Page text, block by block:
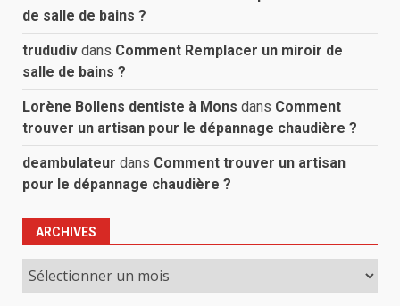
de salle de bains ?
trududiv dans Comment Remplacer un miroir de
salle de bains ?
Lorène Bollens dentiste à Mons dans Comment
trouver un artisan pour le dépannage chaudière ?
deambulateur dans Comment trouver un artisan
pour le dépannage chaudière ?
ARCHIVES
Archives